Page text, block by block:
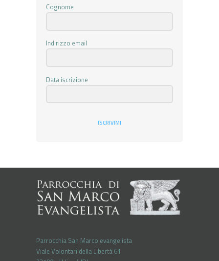
Cognome
Indirizzo email
Data iscrizione
ISCRIVIMI
Parrocchia San Marco evangelista
Viale Volontari della Libertá 61